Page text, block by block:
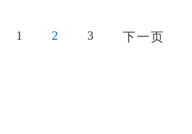
1 2 3 下一页